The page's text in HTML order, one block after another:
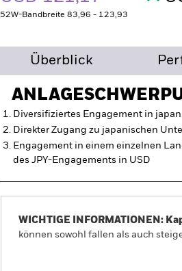
52W-Bandbreite 83,96 - 123,93
Überblick
Diversifiziertes Engagement in
Direkter Zugang zu japanischen
Engagement in einem einzelnen
des JPY-Engagements in USD
WICHTIGE INFORMATIONEN:
können sowohl fallen als auch